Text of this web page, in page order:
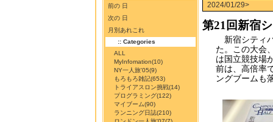
前の 日
次の 日
月別あれこれ
:: Categories
ALL
MyInfomation(10)
NY一人旅'05(9)
もろもろ雑記(653)
トライアスロン挑戦(14)
プログラミング(122)
マイブーム(90)
ランニング日誌(210)
2024/01/29>
第21回新宿
新宿シティ
た。この大会
は国立競技場
前は、高倍率
ングブームも